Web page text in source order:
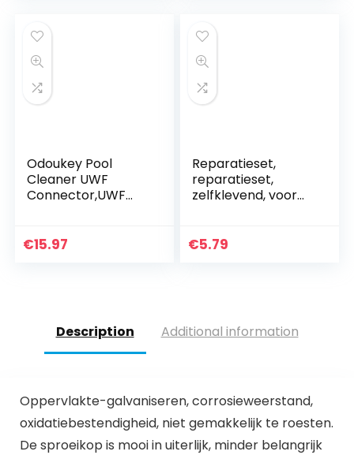
Odoukey Pool
Cleaner UWF
Connector,UWF
Zwembad Cleaner
€15.97
Reparatieset,
reparatieset,
zelfklevend, voor
zwemmen, cirkels,
€5.79
Description Additional information
Oppervlakte-galvaniseren, corrosieweerstand,
oxidatiebestendigheid, niet gemakkelijk te roesten.
De sproeikop is mooi in uiterlijk, minder belangrijk